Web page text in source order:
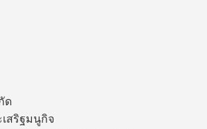
ด
สริฐมนูกิจ